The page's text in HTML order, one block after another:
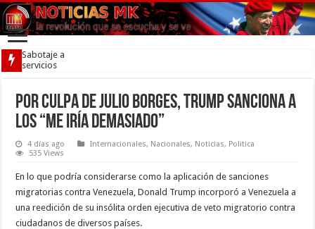
Sabotaje a
servicios
violenta
formaban
parte de
planes
conspirativos
Por culpa de Julio Borges, Trump sanciona a
los “me iría demasiado”
4 días ago Internacionales, Nacionales, Noticias, Politica
535 Views
En lo que podría considerarse como la aplicación de sanciones
migratorias contra Venezuela, Donald Trump incorporó a Venezuela a
una reedición de su insólita orden ejecutiva de veto migratorio contra
ciudadanos de diversos países.